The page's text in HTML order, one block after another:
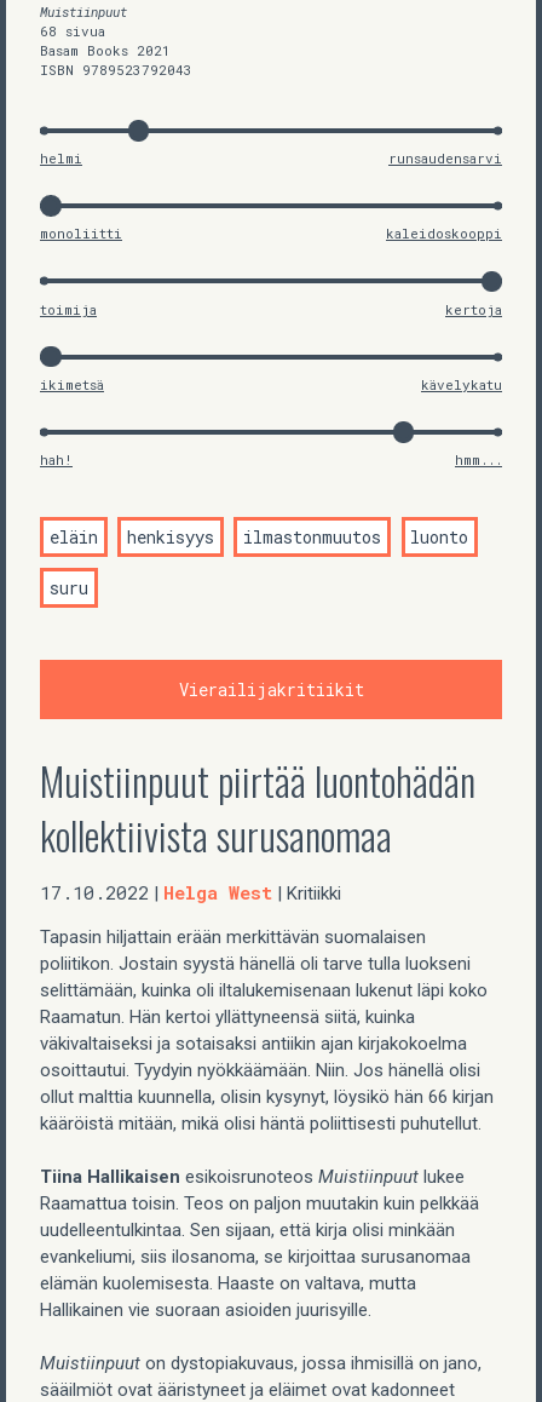
Muistiinpuut
68 sivua
Basam Books 2021
ISBN 9789523792043
helmi runsaudensarvi
monoliitti kaleidoskooppi
toimija kertoja
ikimetsä kävelykatu
hah! hmm...
eläin henkisyys ilmastonmuutos luonto
suru
Vierailijakritiikit
Muistiinpuut piirtää luontohädän
kollektiivista surusanomaa
17.10.2022 | Helga West | Kritiikki
Tapasin hiljattain erään merkittävän suomalaisen
poliitikon. Jostain syystä hänellä oli tarve tulla luokseni
selittämään, kuinka oli iltalukemisenaan lukenut läpi koko
Raamatun. Hän kertoi yllättyneensä siitä, kuinka
väkivaltaiseksi ja sotaisaksi antiikin ajan kirjakokoelma
osoittautui. Tyydyin nyökkäämään. Niin. Jos hänellä olisi
ollut malttia kuunnella, olisin kysynyt, löysikö hän 66 kirjan
kääröistä mitään, mikä olisi häntä poliittisesti puhutellut.
Tiina Hallikaisen esikoisrunoteos Muistiinpuut lukee
Raamattua toisin. Teos on paljon muutakin kuin pelkkää
uudelleentulkintaa. Sen sijaan, että kirja olisi minkään
evankeliumi, siis ilosanoma, se kirjoittaa surusanomaa
elämän kuolemisesta. Haaste on valtava, mutta
Hallikainen vie suoraan asioiden juurisyille.
Muistiinpuut on dystopiakuvaus, jossa ihmisillä on jano,
sääilmiöt ovat ääristyneet ja eläimet ovat kadonneet